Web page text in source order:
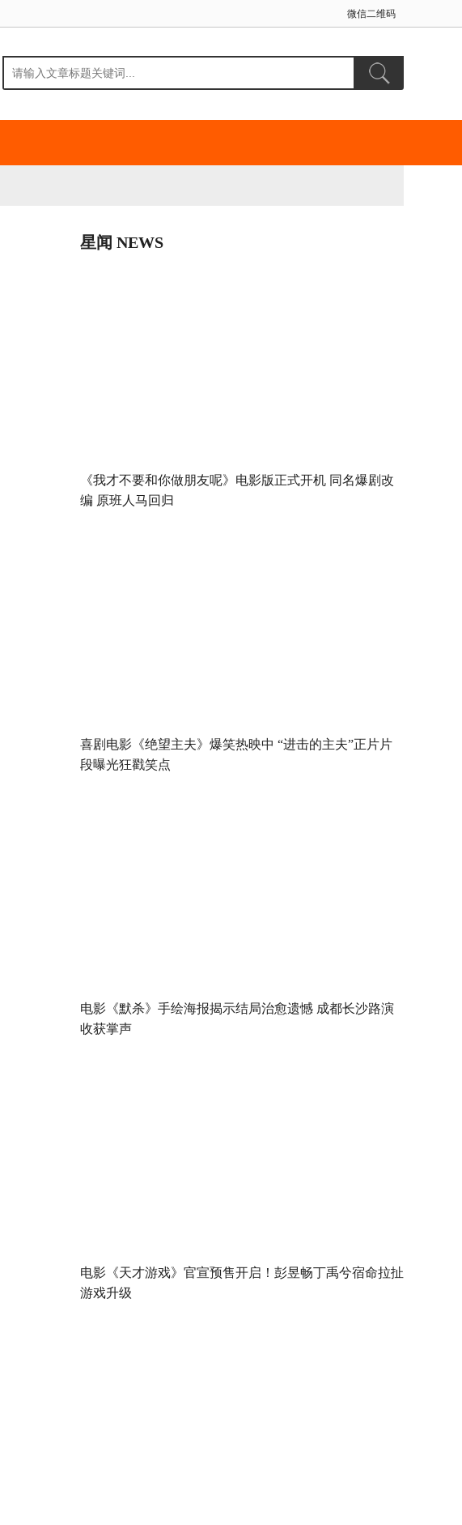
微信二维码
星闻 NEWS
《我才不要和你做朋友呢》电影版正式开机 同名爆剧改
编 原班人马回归
喜剧电影《绝望主夫》爆笑热映中 “进击的主夫”正片片
段曝光狂戳笑点
电影《默杀》手绘海报揭示结局治愈遗憾 成都长沙路演
收获掌声
电影《天才游戏》官宣预售开启！彭昱畅丁禹兮宿命拉扯
游戏升级